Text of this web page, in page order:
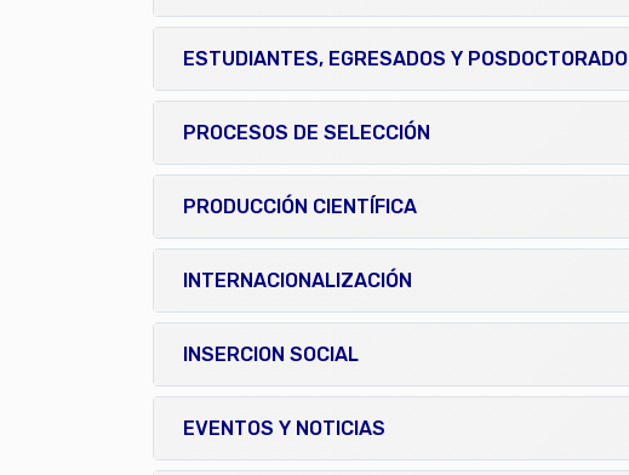
ESTUDIANTES, EGRESADOS Y POSDOCTORADO
PROCESOS DE SELECCIÓN
PRODUCCIÓN CIENTÍFICA
INTERNACIONALIZACIÓN
INSERCION SOCIAL
EVENTOS Y NOTICIAS